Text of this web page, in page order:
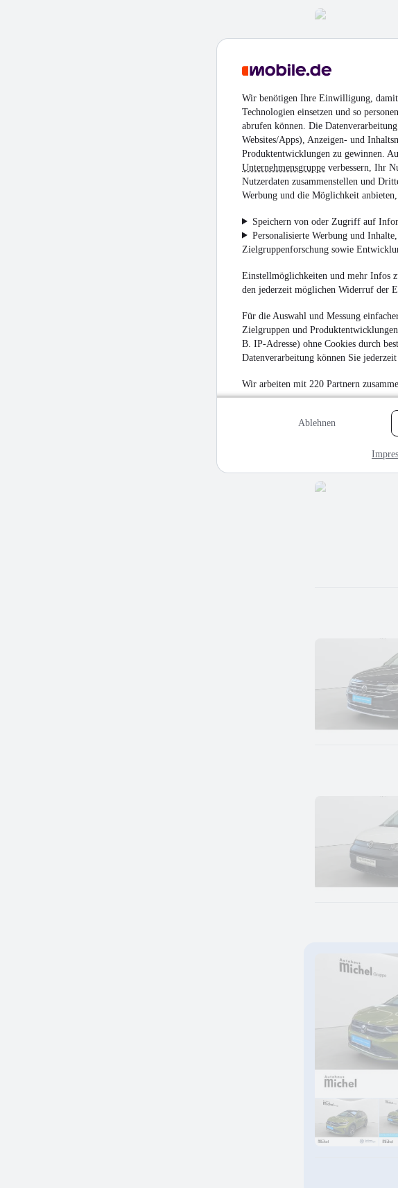
Wir benötigen Ihre Einwilligung,
Technologien einsetzen und so
abrufen können. Die
Websites/Apps), Anzeigen- und
Produktentwicklungen zu gewinnen.
Unternehmensgruppe verbessern, Ihr
Nutzerdaten zusammenstellen und
Werbung und die Möglichkeit
Speichern von oder Zugriff auf
Personalisierte Werbung und
Zielgruppenforschung sowie
Einstellmöglichkeiten und mehr Infos
den jederzeit möglichen Widerruf der
Für die Auswahl und Messung
Zielgruppen und
B. IP-Adresse) ohne Cookies durch
Datenverarbeitung können Sie
Wir arbeiten mit 220 Partnern
Ablehnen